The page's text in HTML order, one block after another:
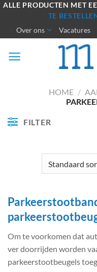
Ga
inhoud
ALLE PRODUCTEN MET
TE
Over ons Vacatures
HOME /
FILTER
Om te voorkomen dat
ver doorrijden worden
parkeerstootbeugels